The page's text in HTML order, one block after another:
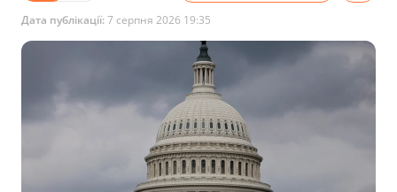
Дата публікації:7 серпня 2026 19:35